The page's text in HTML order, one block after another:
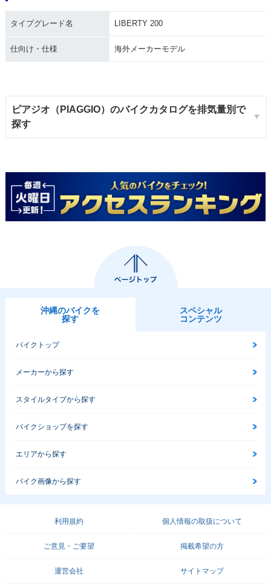
タイプグレード名 LIBERTY 200
仕向け・仕様 海外メーカーモデル
ピアジオ（PIAGGIO）のバイクカタログを排気量別で
探す
沖縄のバイクを
探す
スペシャル
コンテンツ
バイクトップ
メーカーから探す
スタイルタイプから探す
バイクショップを探す
エリアから探す
バイク画像から探す
利用規約 個人情報の取扱について
ご意見・ご要望 掲載希望の方
運営会社 サイトマップ